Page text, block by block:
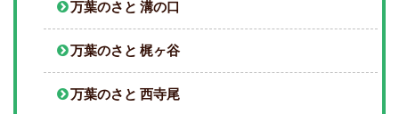
万葉のさと 溝の口
万葉のさと 梶ヶ谷
万葉のさと 西寺尾